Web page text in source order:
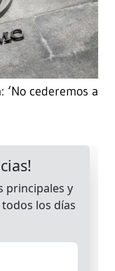
‘No cederemos a